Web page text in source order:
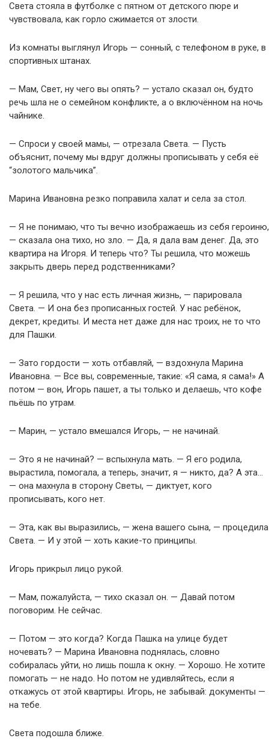
Света стояла в футболке с пятном от детского пюре и
чувствовала, как горло сжимается от злости.
Из комнаты выглянул Игорь — сонный, с телефоном в руке, в
спортивных штанах.
— Мам, Свет, ну чего вы опять? — устало сказал он, будто
речь шла не о семейном конфликте, а о включённом на ночь
чайнике.
— Спроси у своей мамы, — отрезала Света. — Пусть
объяснит, почему мы вдруг должны прописывать у себя её
“золотого мальчика”.
Марина Ивановна резко поправила халат и села за стол.
— Я не понимаю, что ты вечно изображаешь из себя героиню,
— сказала она тихо, но зло. — Да, я дала вам денег. Да, это
квартира на Игоря. И теперь что? Ты решила, что можешь
закрыть дверь перед родственниками?
— Я решила, что у нас есть личная жизнь, — парировала
Света. — И она без прописанных гостей. У нас ребёнок,
декрет, кредиты. И места нет даже для нас троих, не то что
для Пашки.
— Зато гордости — хоть отбавляй, — вздохнула Марина
Ивановна. — Все вы, современные, такие: «Я сама, я сама!» А
потом — вон, Игорь пашет, а ты только и делаешь, что кофе
пьёшь по утрам.
— Марин, — устало вмешался Игорь, — не начинай.
— Это я не начинай? — вспыхнула мать. — Я его родила,
вырастила, помогала, а теперь, значит, я — никто, да? А эта…
— она махнула в сторону Светы, — диктует, кого
прописывать, кого нет.
— Эта, как вы выразились, — жена вашего сына, — процедила
Света. — И у этой — хоть какие-то принципы.
Игорь прикрыл лицо рукой.
— Мам, пожалуйста, — тихо сказал он. — Давай потом
поговорим. Не сейчас.
— Потом — это когда? Когда Пашка на улице будет
ночевать? — Марина Ивановна поднялась, словно
собиралась уйти, но лишь пошла к окну. — Хорошо. Не хотите
помогать — не надо. Но потом не удивляйтесь, если я
откажусь от этой квартиры. Игорь, не забывай: документы —
на тебе.
Света подошла ближе.